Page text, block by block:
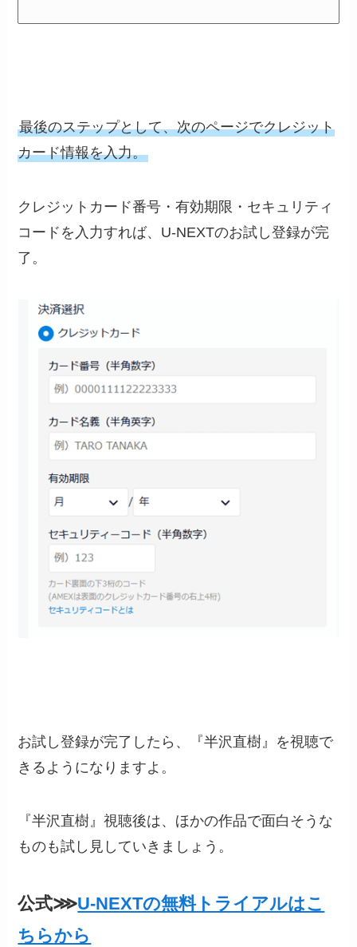
最後のステップとして、次のページでクレジット
カード情報を入力。
クレジットカード番号・有効期限・セキュリティ
コードを入力すれば、U-NEXTのお試し登録が完
了。
お試し登録が完了したら、『半沢直樹』を視聴で
きるようになりますよ。
『半沢直樹』視聴後は、ほかの作品で面白そうな
ものも試し見していきましょう。
公式⋙U-NEXTの無料トライアルはこ
ちらから